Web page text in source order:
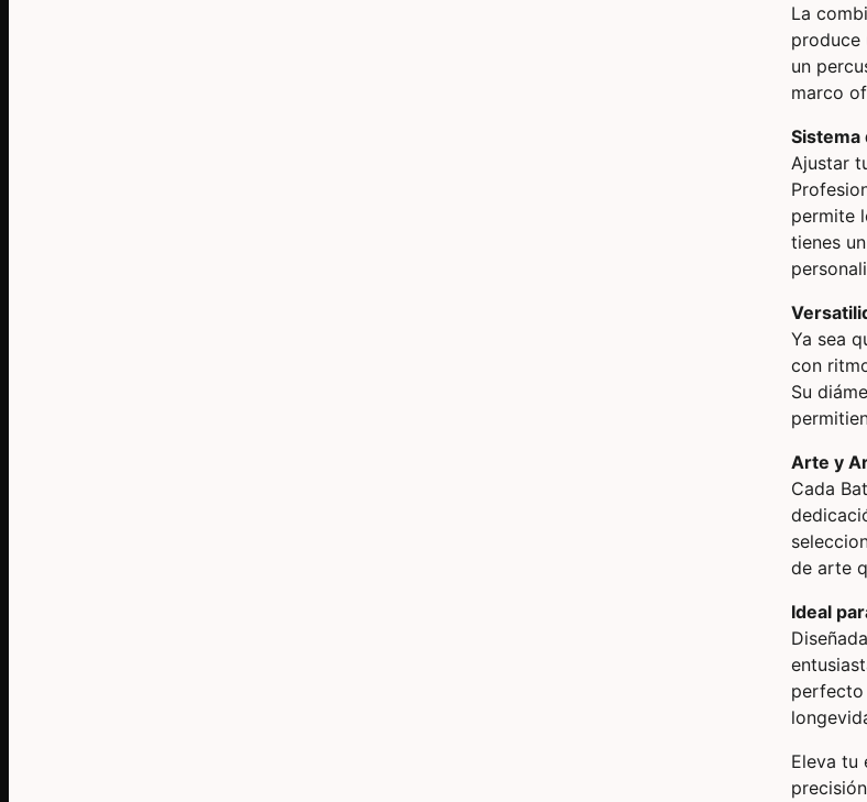
La
produce
un
marco
Sistema
Ajustar
permite
tienes
Ya sea
con
Su
Arte y
Cada
de arte
Ideal
perfecto
Eleva tu